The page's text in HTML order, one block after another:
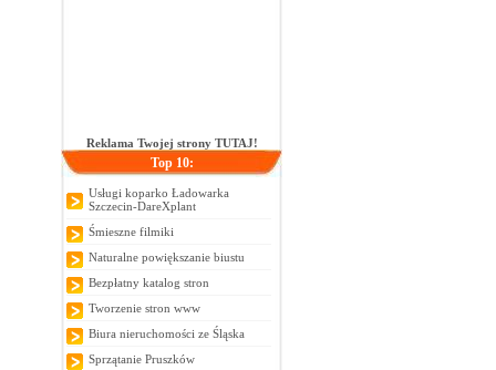
Reklama Twojej strony TUTAJ!
Top 10:
Usługi koparko Ładowarka
Szczecin-DareXplant
Śmieszne filmiki
Naturalne powiększanie biustu
Bezpłatny katalog stron
Tworzenie stron www
Biura nieruchomości ze Śląska
Sprzątanie Pruszków